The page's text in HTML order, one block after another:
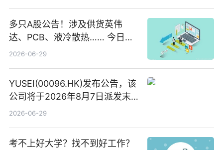
多只A股公告！涉及供货英伟
达、PCB、液冷散热…… 今日快
讯
2026-06-29
YUSEI(00096.HK)发布公告，该
公司将于2026年8月7日派发末
期股息每股人民币0.013元 每日
2026-06-29
考不上好大学？找不到好工作？